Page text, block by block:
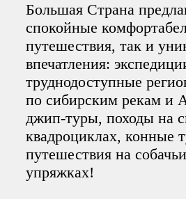
Большая Страна
спокойные
путешествия, так и
впечатления:
труднодоступные
по сибирским рекам и
джип-туры, походы на
квадроциклах, конные
путешествия на
упряжках!